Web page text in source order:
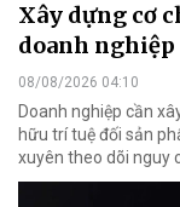
Xây dựng cơ
doanh nghiệp
08/08/2026 04:10
Doanh nghiệp cần
hữu trí tuệ đối sản
xuyên theo dõi nguy